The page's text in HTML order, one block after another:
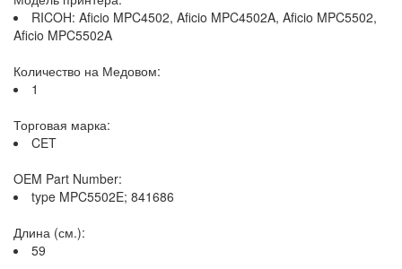
RICOH: Aficio MPC4502, Aficio MPC4502A, Aficio MPC5502,
Aficio MPC5502A
Количество на Медовом:
1
Торговая марка:
CET
OEM Part Number:
type MPC5502E; 841686
Длина (см.):
59